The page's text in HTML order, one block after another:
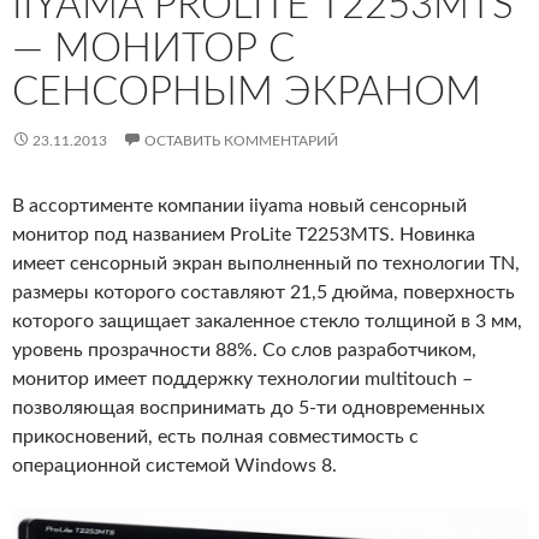
— МОНИТОР С
СЕНСОРНЫМ ЭКРАНОМ
23.11.2013 ОСТАВИТЬ КОММЕНТАРИЙ
В ассортименте компании iiyama новый сенсорный
монитор под названием ProLite T2253MTS. Новинка
имеет сенсорный экран выполненный по технологии TN,
размеры которого составляют 21,5 дюйма, поверхность
которого защищает закаленное стекло толщиной в 3 мм,
уровень прозрачности 88%. Со слов разработчиком,
монитор имеет поддержку технологии multitouch –
позволяющая воспринимать до 5-ти одновременных
прикосновений, есть полная совместимость с
операционной системой Windows 8.